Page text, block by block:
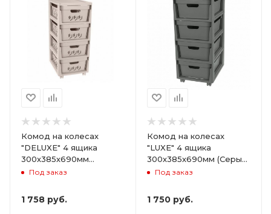
Комод на колесах
"DELUXE" 4 ящика
300х385х690мм
(Светло-бежевый)
Под заказ
1 758 руб.
Комод на колесах
"LUXE" 4 ящика
300х385х690мм (Серый)
ARD258086
Под заказ
1 750 руб.